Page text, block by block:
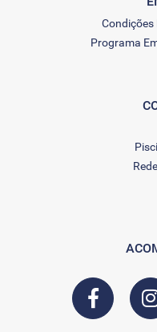
Condições
Programa